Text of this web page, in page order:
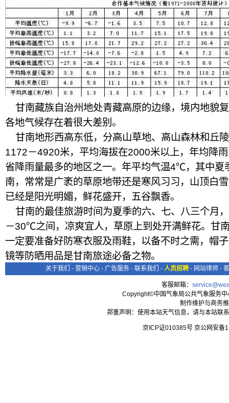
甘南藏族自治州地处青藏高原的边缘，境内地貌
各地气候存在着很大差别。
甘南地形西高东低，分高山草地、高山森林和丘
1172－4920米，平均海拔在2000米以上，年均降
省降雨量最多的地区之一。年平均气温4℃，其中
南，常常是广袤的草原地带还是寒风习习，山顶白
已经是阳光明媚，鲜花盛开，五谷飘香。
甘南的最佳旅游时间为夏季的六、七、八三个月
－30℃之间，凉爽宜人，草原上到处开满鲜花。甘
一定要准备好防寒衣服及雨鞋，以备不时之需，帽
镜等防晒用品是甘南旅途必备之物。
关于我们 - 营销中心 - 广告服务 - 联系我们 - 人员招聘 - 网站律师 -
客服邮箱：
Copyright©中国气象局公共气象服务
制作维护与商务
郑重声明：使用本站天气信息，请与本站联
京ICP证010385号 京公网安备